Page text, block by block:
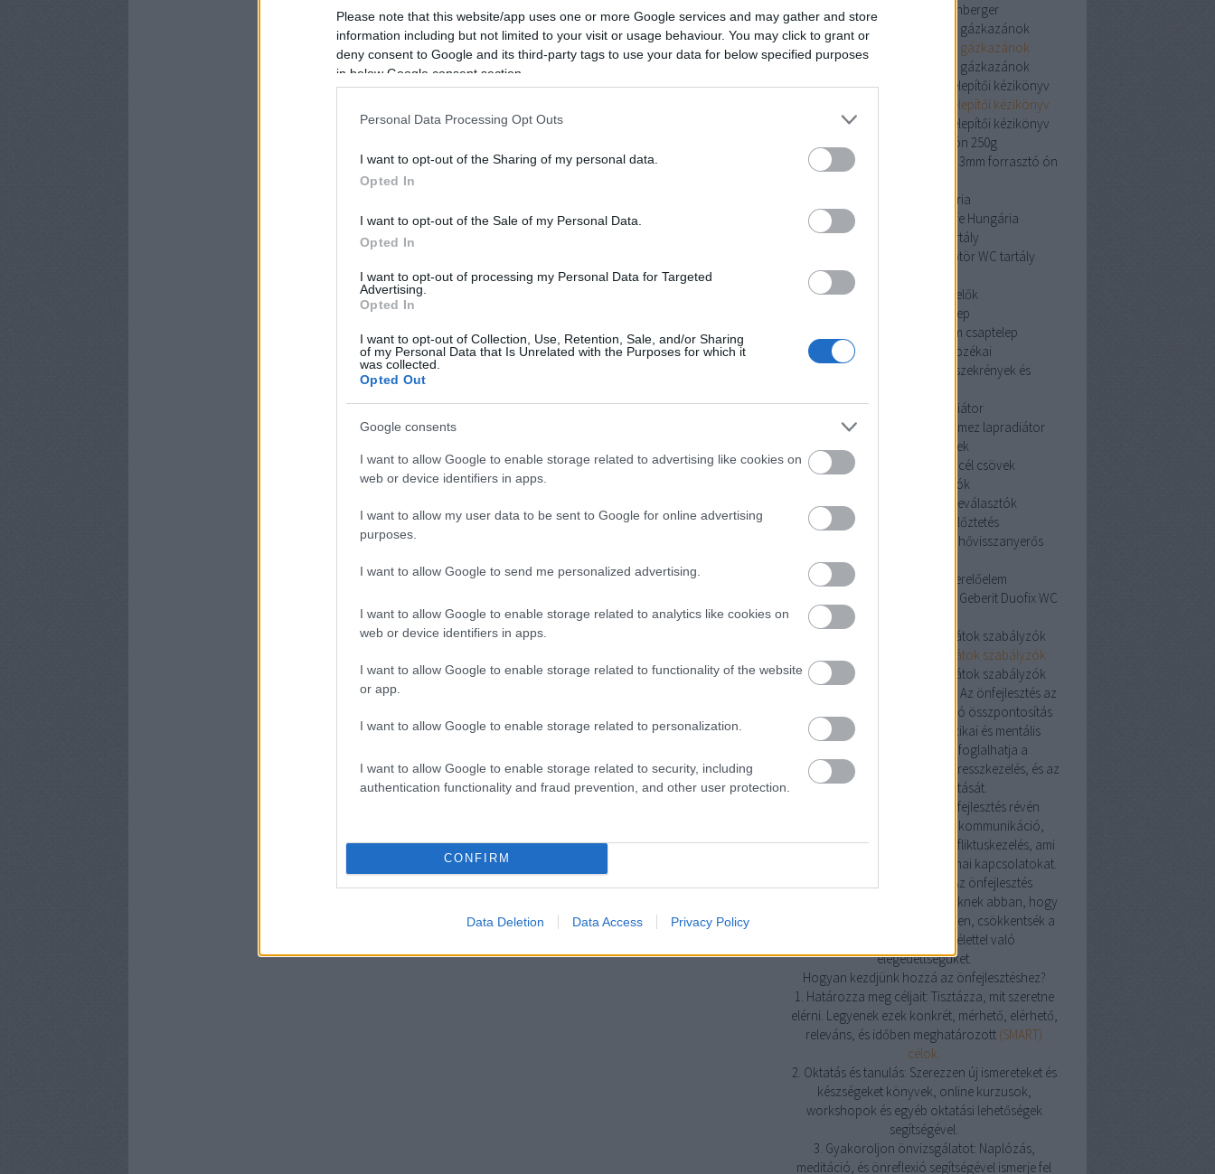
Please note that this website/app uses one or more Google services and may gather and store
information including but not limited to your visit or usage behaviour. You may click to grant or
deny consent to Google and its third-party tags to use your data for below specified purposes
in below Google consent section.
Personal Data Processing Opt Outs
I want to opt-out of the Sharing of my personal data.
Opted In
I want to opt-out of the Sale of my Personal Data.
Opted In
I want to opt-out of processing my Personal Data for Targeted
Advertising.
Opted In
I want to opt-out of Collection, Use, Retention, Sale, and/or Sharing
of my Personal Data that Is Unrelated with the Purposes for which it
was collected.
Opted Out
Google consents
I want to allow Google to enable storage related to advertising like cookies on
web or device identifiers in apps.
I want to allow my user data to be sent to Google for online advertising
purposes.
I want to allow Google to send me personalized advertising.
I want to allow Google to enable storage related to analytics like cookies on
web or device identifiers in apps.
I want to allow Google to enable storage related to functionality of the website
or app.
I want to allow Google to enable storage related to personalization.
I want to allow Google to enable storage related to security, including
authentication functionality and fraud prevention, and other user protection.
CONFIRM
Data Deletion Data Access Privacy Policy
rothenberger
rothenberger
Viessmann kondenzációs gázkazánok
Viessmann kondenzációs gázkazánok
Viessmann kondenzációs gázkazánok
Ariston Clas One System 24 telepítői kézikönyv
Ariston Clas One System 24 telepítői kézikönyv
Ariston Clas One System 24 telepítői kézikönyv
cin 3mm forrasztó ón 250g
cin 3mm forrasztó ón 250g
cin 3mm forrasztó ón
Pipelife Hungária
Pipelife Hungária
Pipelife Hungária
dömötör WC tartály
dömötör WC tartály
érzékelők
Mofem csaptelep
Mofem csaptelep
szekrények és tartozékai
szekrények és
acéllemez lapradiátor
acéllemez lapradiátor
acéllemez lapradiátor
szénacél csövek
szénacél csövek
szénacél csövek
iszapleválasztók
iszapleválasztók
iszapleválasztók
hővisszanyerős szellőztetés
hővisszanyerős
Geberit Duofix WC szerelőelem
Geberit Duofix WC
Honeywell helyiségtermosztátok szabályzók
Honeywell helyiségtermosztátok szabályzók
Honeywell helyiségtermosztátok szabályzók
3. Pozitív hatás az egészségre: Az önfejlesztés az
egészségesebb életmódra való összpontosítás
révén javíthatja az egyén fizikai és mentális
egészségét. Ez magában foglalhatja a
táplálkozás, a testmozgás, a stresszkezelés, és az
alvásminőség javítását.
4. Jobb kapcsolatok: Az önfejlesztés révén
javulhat az emberek közötti kommunikáció,
empatikus képességek, és konfliktuskezelés, ami
erősítheti a személyes és szakmai kapcsolatokat.
5. Tudatosság és jelenlét: Az önfejlesztés
gyakorlása segíthet az embereknek abban, hogy
tudatosabban éljenek a jelenben, csökkentsék a
stresszt és növeljék az élettel való
elégedettségüket.
Hogyan kezdjünk hozzá az önfejlesztéshez?
1. Határozza meg céljait: Tisztázza, mit szeretne
elérni. Legyenek ezek konkrét, mérhető, elérhető,
releváns, és időben meghatározott (SMART)
célok.
2. Oktatás és tanulás: Szerezzen új ismereteket és
készségeket könyvek, online kurzusok,
workshopok és egyéb oktatási lehetőségek
segítségével.
3. Gyakoroljon önvizsgálatot: Naplózás,
meditáció, és önreflexió segítségével ismerje fel